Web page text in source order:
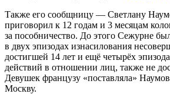
Также его сообщницу — Светлану
приговорил к 12 годам и 3 месяцам
за пособничество. До этого Сежурне
в двух эпизодах изнасилования
достигшей 14 лет и ещё четырёх
действий в отношении лиц, также не
Девушек французу «поставляла»
Москву.